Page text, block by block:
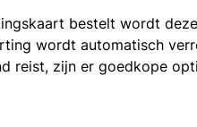
bestelt wordt
wordt automatisch
reist, zijn er goedkope